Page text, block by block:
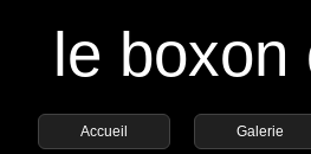
le boxon
Accueil Galerie